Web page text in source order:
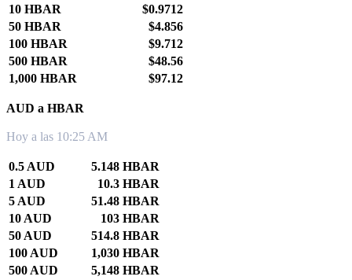
10 HBAR
$0.9712
50 HBAR
$4.856
100 HBAR
$9.712
500 HBAR
$48.56
1,000 HBAR
$97.12
AUD a HBAR
Hoy a las 10:25 AM
0.5 AUD
5.148 HBAR
1 AUD
10.3 HBAR
5 AUD
51.48 HBAR
10 AUD
103 HBAR
50 AUD
514.8 HBAR
100 AUD
1,030 HBAR
500 AUD
5,148 HBAR